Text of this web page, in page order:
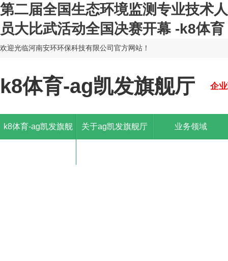
第二届全国生态环境监测专业技术人
员大比武活动全国决赛开幕 -k8体育
欢迎光临河南安环环保科技有限公司官方网站！
k8体育-ag凯发旗舰厅 企
k8体育-ag凯发旗舰 关于ag凯发旗舰厅 业务领域